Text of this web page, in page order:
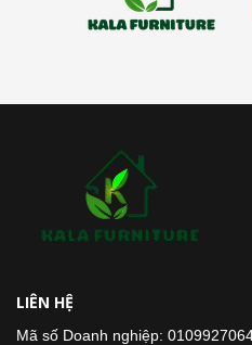
LIÊN HỆ
Mã số Doanh nghiệp: